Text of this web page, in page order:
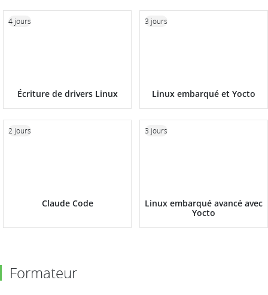
Écriture de drivers Linux
4 jours
Linux embarqué et Yocto
3 jours
Claude Code
2 jours
Linux embarqué avancé avec
Yocto
3 jours
Formateur